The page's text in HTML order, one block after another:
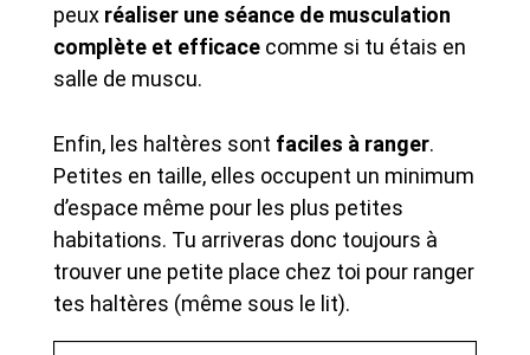
peux réaliser une séance de musculation
complète et efficace comme si tu étais en
salle de muscu.
Enfin, les haltères sont faciles à ranger.
Petites en taille, elles occupent un minimum
d’espace même pour les plus petites
habitations. Tu arriveras donc toujours à
trouver une petite place chez toi pour ranger
tes haltères (même sous le lit).